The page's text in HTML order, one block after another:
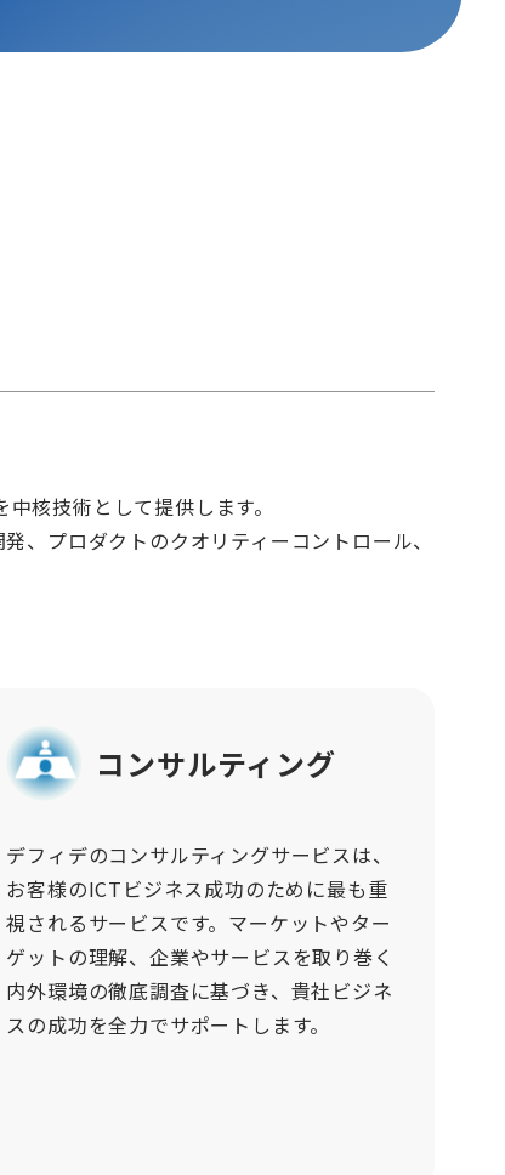
核技術として提供します。
、プロダクトのクオリティーコントロール、
コンサルティング
デフィデのコンサルティングサービスは、
お客様のICTビジネス成功のために最も重
視されるサービスです。マーケットやター
ゲットの理解、企業やサービスを取り巻く
内外環境の徹底調査に基づき、貴社ビジネ
スの成功を全力でサポートします。